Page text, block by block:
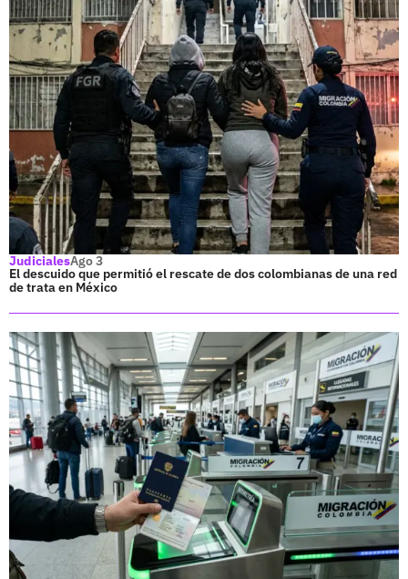
JudicialesAgo 3
El descuido que permitió el rescate de dos colombianas de una red
de trata en México